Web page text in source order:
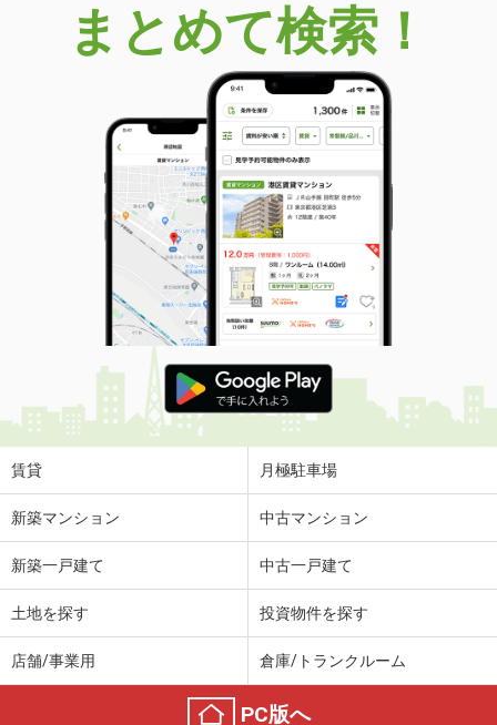
まとめて検索！
賃貸 月極駐車場
新築マンション 中古マンション
新築一戸建て 中古一戸建て
土地を探す 投資物件を探す
店舗/事業用 倉庫/トランクルーム
PC版へ